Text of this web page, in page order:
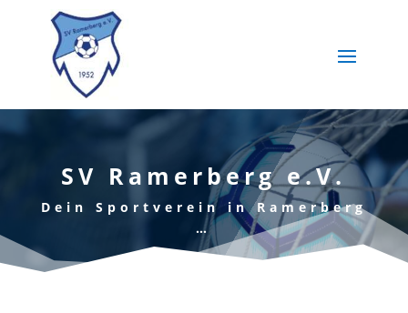
SV Ramerberg e.V.
Dein Sportverein in Ramerberg
…